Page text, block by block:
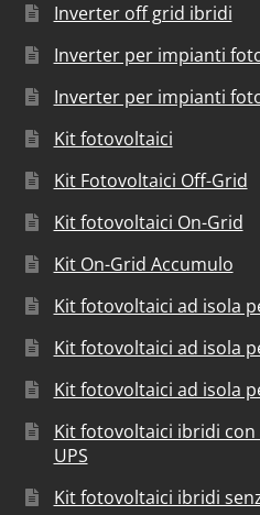
Inverter off grid ibridi
Inverter per impianti
Inverter per impianti
Kit fotovoltaici
Kit Fotovoltaici Off-Grid
Kit fotovoltaici On-Grid
Kit On-Grid Accumulo
Kit fotovoltaici ad isola
Kit fotovoltaici ad isola
Kit fotovoltaici ad isola
Kit fotovoltaici ibridi
UPS
Kit fotovoltaici ibridi